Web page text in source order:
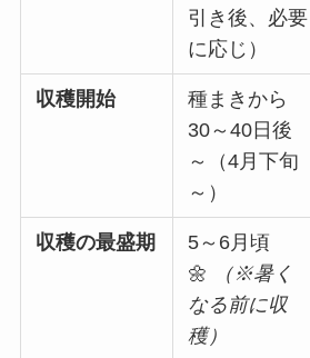
引き後、必要
に応じ）
収穫開始
種まきから
30～40日後
～（4月下旬
～）
収穫の最盛期
5～6月頃
🌼
（※暑く
なる前に収
穫）